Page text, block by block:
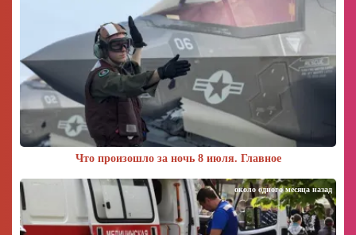
Что произошло за ночь 8 июля. Главное
около одного месяца назад